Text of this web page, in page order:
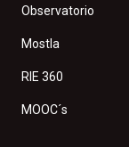
Observatorio
Mostla
RIE 360
MOOC´s